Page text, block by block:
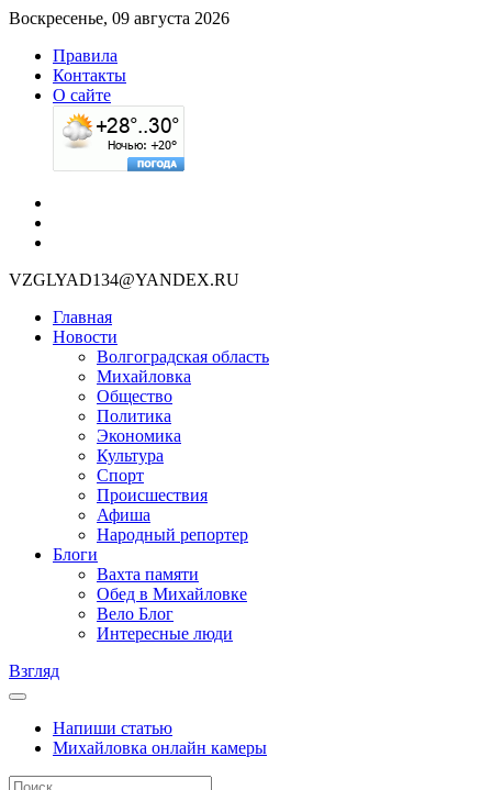
Воскресенье, 09 августа 2026
Правила
Контакты
О сайте
VZGLYAD134@YANDEX.RU
Главная
Новости
Волгоградская область
Михайловка
Общество
Политика
Экономика
Культура
Спорт
Происшествия
Афиша
Народный репортер
Блоги
Вахта памяти
Обед в Михайловке
Вело Блог
Интересные люди
Взгляд
Напиши статью
Михайловка онлайн камеры